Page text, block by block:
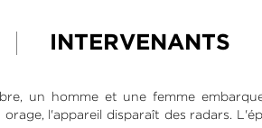
INTERVENANTS
un homme et une femme
orage, l'appareil disparaît des radars.